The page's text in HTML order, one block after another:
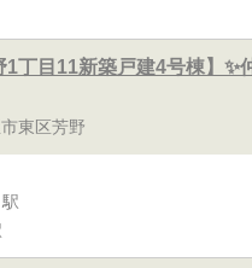
1丁目11新築戸建4号棟】✨️
東区芳野
駅